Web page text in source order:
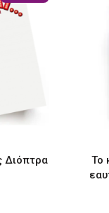
Διόπτρα
Το